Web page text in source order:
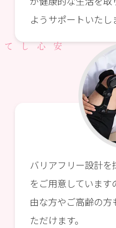
ようサポートいたし
バリアフリー設計
をご用意しています
由な方やご高齢の
ただけます。